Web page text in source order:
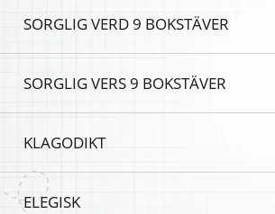
SORGLIG VERD 9 BOKSTÄVER
SORGLIG VERS 9 BOKSTÄVER
KLAGODIKT
ELEGISK